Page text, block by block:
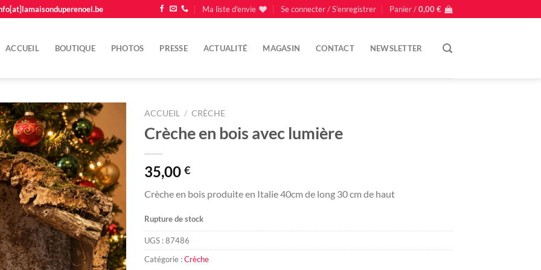
Ma liste d'envie Se connecter / S’enregistrer Panier /0,00€
ACCUEIL BOUTIQUE PHOTOS PRESSE ACTUALITÉ MAGASIN CONTACT NEWSLETTER
Ajouter
à la
liste
d'envie
ACCUEIL / CRÈCHE
Crèche en bois avec lumière
35,00 €
Crèche en bois produite en Italie 40cm de long 30 cm de haut
Rupture de stock
UGS :87486
Catégorie :Crèche